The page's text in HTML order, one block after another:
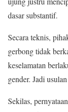
dasar substantif.
Secara teknis,
gerbong tidak
keselamatan
gender. Jadi
Sekilas,